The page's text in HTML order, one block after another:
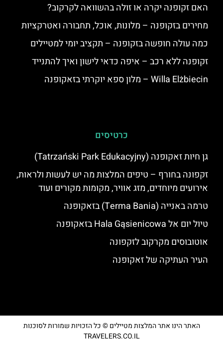
האם זקופנה יקרה או זולה בהשוואה לקרקוב?
מחירים בזקופנה – מלונות, אוכל, תחבורה ואטרקציות
כמה עולה חופשה בזקופנה – תקציב יומי למטיילים
זקופנה ללא רכב – איפה כדאי לישון ואיך להתנייד
Willa Elżbiecin – מלון ספא יוקרתי בזאקופנה
כרטיסים
גן חיות זאקופנה (Tatrzański Park Edukacyjny)
זקפונה בחורף – טיפים המלצות מה יש לעשות ולראות,
אירועים מיוחדים, מזג אוויר, מקומות מקורים ועוד
טרמה באנייה (Terma Bania) בזאקופנה
טיול יום אל Hala Gąsienicowa בזאקופנה
אוטובוסים מקרקוב לזקפונה
העיר העתיקה של זאקופנה
האתר הינו אתר המלצות מטיילים © כל הזכויות שמורות לסוכנות
TRAVELERS.CO.IL